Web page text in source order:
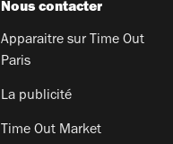
Nous contacter
Apparaitre sur Time Out
Paris
La publicité
Time Out Market